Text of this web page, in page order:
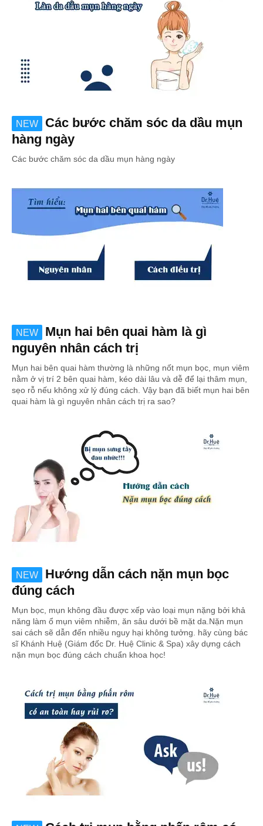
NEW
Các bước chăm sóc da dầu mụn
hàng ngày
Các bước chăm sóc da dầu mụn hàng ngày
NEW
Mụn hai bên quai hàm là gì
nguyên nhân cách trị
Mụn hai bên quai hàm thường là những nốt mụn bọc, mụn viêm
nằm ở vị trí 2 bên quai hàm, kéo dài lâu và dễ để lại thâm mụn,
sẹo rỗ nếu không xử lý đúng cách. Vậy bạn đã biết mụn hai bên
quai hàm là gì nguyên nhân cách trị ra sao?
NEW
Hướng dẫn cách nặn mụn bọc
đúng cách
Mụn bọc, mụn không đầu được xếp vào loại mụn nặng bởi khả
năng làm ổ mụn viêm nhiễm, ăn sâu dưới bề mặt da.Nặn mụn
sai cách sẽ dẫn đến nhiều nguy hại không tưởng. hãy cùng bác
sĩ Khánh Huệ (Giám đốc Dr. Huệ Clinic & Spa) xây dựng cách
nặn mụn bọc đúng cách chuẩn khoa học!